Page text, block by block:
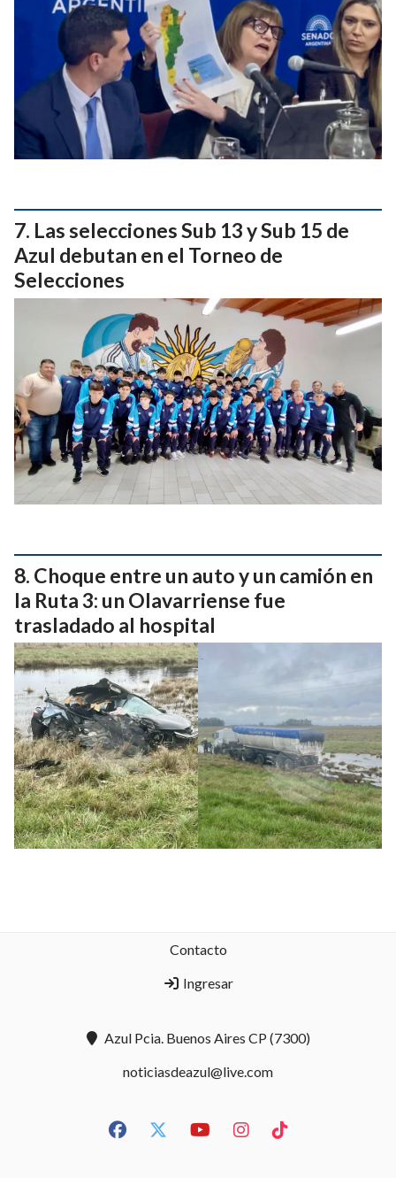
Las selecciones Sub 13 y Sub 15 de
Azul debutan en el Torneo de
Selecciones
Choque entre un auto y un camión en
la Ruta 3: un Olavarriense fue
trasladado al hospital
Contacto
Ingresar
Azul Pcia. Buenos Aires CP (7300)
noticiasdeazul@live.com